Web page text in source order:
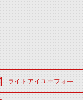
ライトアイユーフォ―